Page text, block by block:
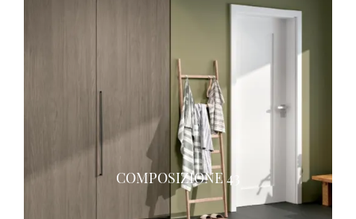
COMPOSIZIONE 43